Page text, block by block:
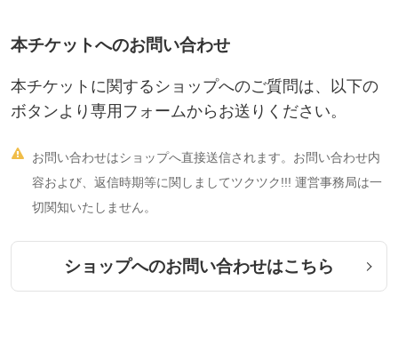
本チケットへのお問い合わせ
本チケットに関するショップへのご質問は、以下の
ボタンより専用フォームからお送りください。

お問い合わせはショップへ直接送信されます。お問い合わせ内
容および、返信時期等に関しましてツクツク!!! 運営事務局は一
切関知いたしません。
ショップへのお問い合わせはこちら